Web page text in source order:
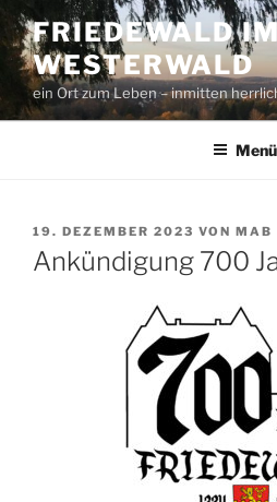
Zum
Inhalt
springen
FRIEDEWALD
WESTERWALD
ein Ort zum Leben – inmitten
Menü
VERÖFFENTLICHT
AM
19. DEZEMBER 2023 VON MAB
Ankündigung 700